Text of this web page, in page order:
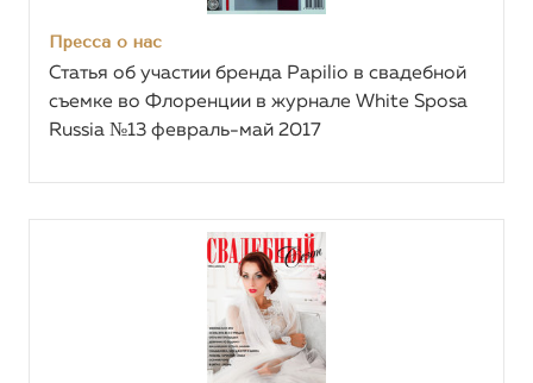
Пресса о нас
Статья об участии бренда Papilio в свадебной
съемке во Флоренции в журнале White Sposa
Russia №13 февраль-май 2017